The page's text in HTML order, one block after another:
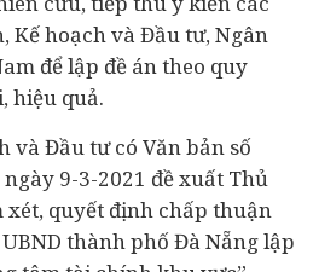
Kế hoạch và Đầu tư,Ngân
để lập đề án theo quy
hiệu quả.
và Đầu tư có Văn bản số
9-3-2021 đề xuất Thủ
quyết định chấp thuận
thành phố Đà Nẵng lập